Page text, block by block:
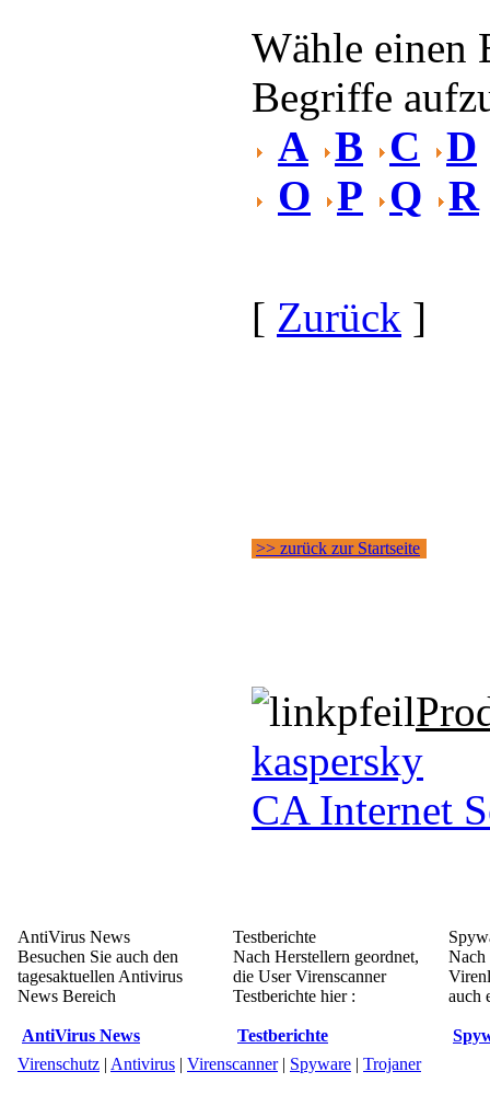
Wähle einen
Begriffe
A B C
D
O P Q R
[ Zurück ]
>> zurück zur Startseite
kaspersky
CA Internet
AntiVirus News
Besuchen Sie auch den
tagesaktuellen Antivirus
News Bereich
AntiVirus News
Testberichte
Nach Herstellern geordnet,
die User Virenscanner
Testberichte hier :
Testberichte
Nach
auch
Virenschutz | Antivirus | Virenscanner| Spyware | Trojaner